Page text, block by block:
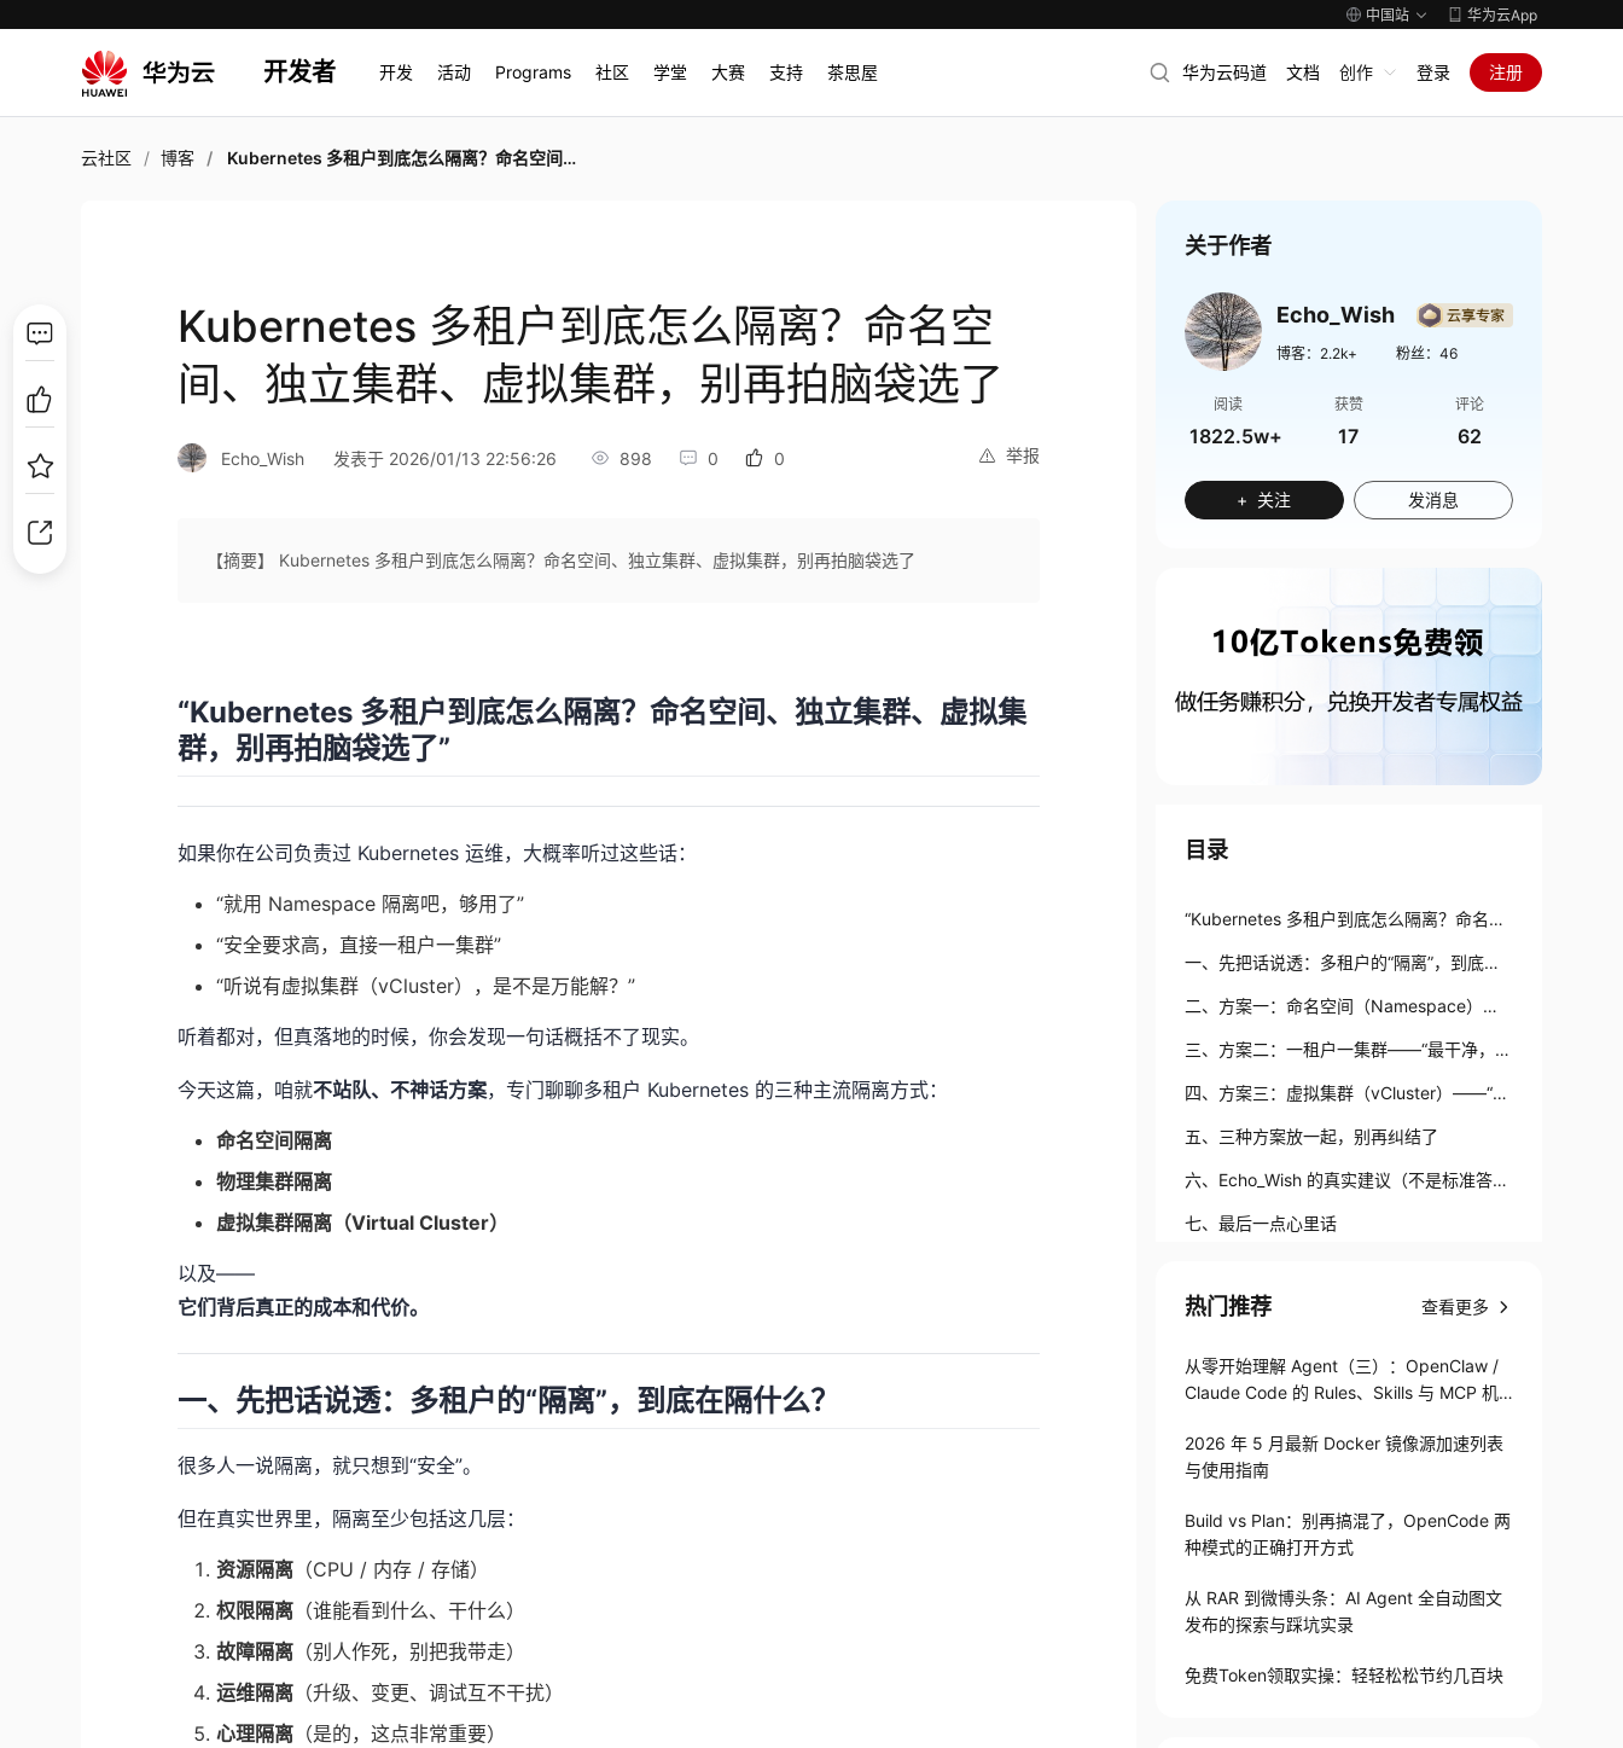
中国站 华为云App
开发者 开发 活动 Programs 社区 学堂 大赛 支持 茶思屋 华为云码道 文档 创作 登录 注册
云社区 博客 Kubernetes 多租户到底怎么隔离？命名空间、独立集群、虚拟集群，别再拍脑袋选了
Kubernetes 多租户到底怎么隔离？命名空
间、独立集群、虚拟集群，别再拍脑袋选了
举报
Echo_Wish 发表于 2026/01/13 22:56:26 898 0 0
【摘要】 Kubernetes 多租户到底怎么隔离？命名空间、独立集群、虚拟集群，别再拍脑袋选了
“Kubernetes 多租户到底怎么隔离？命名空间、独立集群、虚拟集
群，别再拍脑袋选了”
如果你在公司负责过 Kubernetes 运维，大概率听过这些话：
“就用 Namespace 隔离吧，够用了”
“安全要求高，直接一租户一集群”
“听说有虚拟集群（vCluster），是不是万能解？”
听着都对，但真落地的时候，你会发现一句话概括不了现实。
今天这篇，咱就不站队、不神话方案，专门聊聊多租户 Kubernetes 的三种主流隔离方式：
命名空间隔离
物理集群隔离
虚拟集群隔离（Virtual Cluster）
以及——
它们背后真正的成本和代价。
一、先把话说透：多租户的“隔离”，到底在隔什么？
很多人一说隔离，就只想到“安全”。
但在真实世界里，隔离至少包括这几层：
资源隔离 （CPU / 内存 / 存储）
权限隔离 （谁能看到什么、干什么）
故障隔离 （别人作死，别把我带走）
运维隔离 （升级、变更、调试互不干扰）
心理隔离 （是的，这点非常重要）
关于作者
Echo_Wish
博客： 2.2k+ 粉丝： 46
阅读
1822.5w+
获赞
17
评论
62
+ 关注 发消息
目录
“Kubernetes 多租户到底怎么隔离？命名空
间、独立集群、虚拟集群，别再拍脑袋选了”
一、先把话说透：多租户的“隔离”，到底在
隔什么？
二、方案一：命名空间（Namespace）
——“最便宜，但也最容易被高估”
三、方案二：一租户一集群——“最干净，也
最贵”
四、方案三：虚拟集群（vCluster）——“最
像理想，但也最考验功底”
五、三种方案放一起，别再纠结了
六、Echo_Wish 的真实建议（不是标准答
案）
七、最后一点心里话
热门推荐 查看更多
从零开始理解 Agent（三）：OpenClaw /
Claude Code 的 Rules、Skills 与 MCP 机
2026 年 5 月最新 Docker 镜像源加速列表
与使用指南
Build vs Plan：别再搞混了，OpenCode 两
种模式的正确打开方式
从 RAR 到微博头条：AI Agent 全自动图文
发布的探索与踩坑实录
免费Token领取实操：轻轻松松节约几百块